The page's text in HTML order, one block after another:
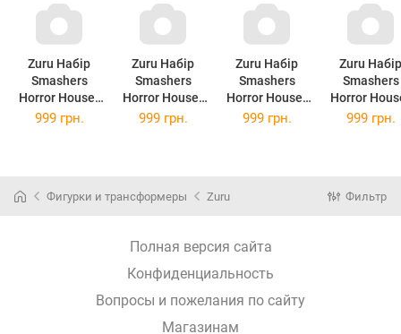
Zuru Набір
Smashers
Horror House-
Small Zombie
Zuru Набір
Smashers
Horror House-
Small Shark
Zuru Набір
Smashers
Horror House-
Small
Zuru Набір
Smashers
Horror
Small
999 грн. 999 грн. 999 грн. 999 грн.
Фигурки и трансформеры Zuru Фильтр
Полная версия сайта
Конфиденциальность
Вопросы и пожелания по сайту
Магазинам